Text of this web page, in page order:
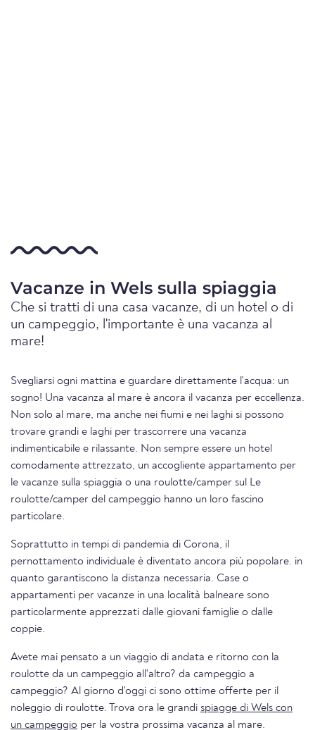
Vacanze in Wels sulla spiaggia
Che si tratti di una casa vacanze, di un hotel o di
un campeggio, l'importante è una vacanza al
mare!
Svegliarsi ogni mattina e guardare direttamente l'acqua: un
sogno! Una vacanza al mare è ancora il vacanza per eccellenza.
Non solo al mare, ma anche nei fiumi e nei laghi si possono
trovare grandi e laghi per trascorrere una vacanza
indimenticabile e rilassante. Non sempre essere un hotel
comodamente attrezzato, un accogliente appartamento per
le vacanze sulla spiaggia o una roulotte/camper sul Le
roulotte/camper del campeggio hanno un loro fascino
particolare.
Soprattutto in tempi di pandemia di Corona, il
pernottamento individuale è diventato ancora più popolare. in
quanto garantiscono la distanza necessaria. Case o
appartamenti per vacanze in una località balneare sono
particolarmente apprezzati dalle giovani famiglie o dalle
coppie.
Avete mai pensato a un viaggio di andata e ritorno con la
roulotte da un campeggio all'altro? da campeggio a
campeggio? Al giorno d'oggi ci sono ottime offerte per il
noleggio di roulotte. Trova ora le grandi spiagge di Wels con
un campeggio per la vostra prossima vacanza al mare.